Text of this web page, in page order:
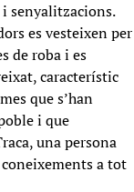
i senyalitzacions.
es vesteixen per
de roba i es
característic
que s’han
i que
una persona
a tot